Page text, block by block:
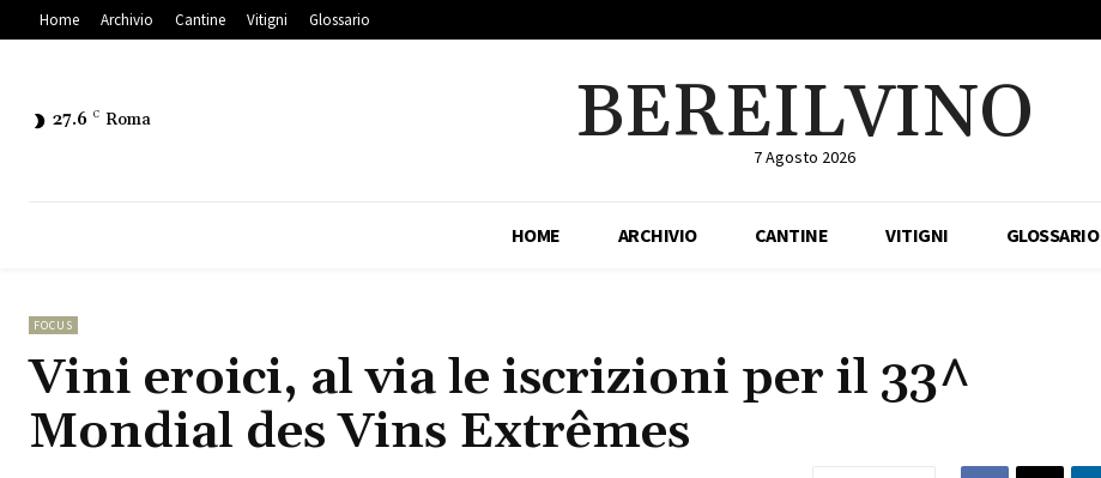
Home Archivio Cantine Vitigni Glossario
27.6 C Roma BEREILVINO
7 Agosto 2026
HOME ARCHIVIO CANTINE VITIGNI GLOSSARIO
FOCUS
Vini eroici, al via le iscrizioni per il 33^
Mondial des Vins Extrêmes